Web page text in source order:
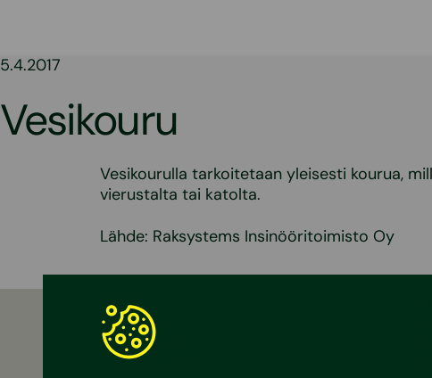
5.4.2017
Vesikouru
Vesikourulla tarkoitetaan yleisesti kourua,
vierustalta tai katolta.
Lähde: Raksystems Insinööritoimisto Oy
Yritykset
Referenssit
Ajankohtaista